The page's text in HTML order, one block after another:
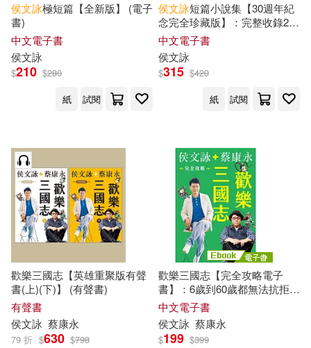
侯文詠極短篇【全新版】 (電子
書)
中文電子書
侯文詠
$210 $280
紙
試閱
侯文詠短篇小說集【30週年紀
念完全珍藏版】：完整收錄29
篇短篇小說作品+全新自序 (電
子書)
中文電子書
侯文詠
$315 $420
紙
試閱
歡樂三國志【英雄重聚版有聲
書(上)(下)】 (有聲書)
有聲書
侯文詠 蔡康永
79 折 $630 $798
歡樂三國志【完全攻略電子
書】：6歲到60歲都無法抗拒!
最好玩好笑的三國之旅，首度
推出電子書! (電子書)
中文電子書
侯文詠 蔡康永
$199 $399